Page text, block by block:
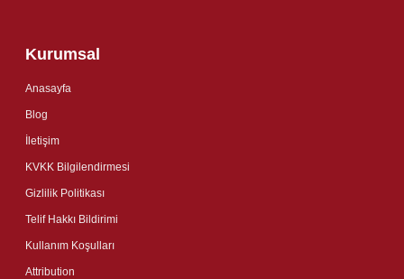
Kurumsal
Anasayfa
Blog
İletişim
KVKK Bilgilendirmesi
Gizlilik Politikası
Telif Hakkı Bildirimi
Kullanım Koşulları
Attribution